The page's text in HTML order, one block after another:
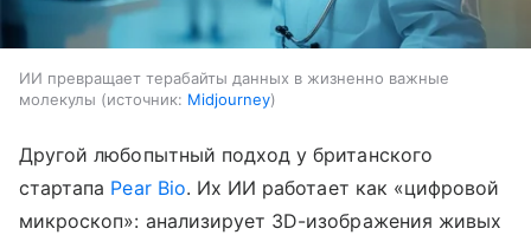
ИИ превращает терабайты данных в жизненно важные
молекулы
источник: Midjourney
Другой любопытный подход у британского
стартапа Pear Bio. Их ИИ работает как «цифровой
микроскоп»: анализирует 3D-изображения живых